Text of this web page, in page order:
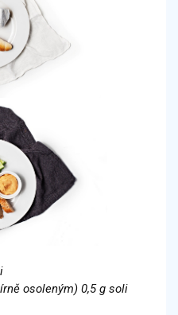
1,5 g soli
osoleným) 0,5 g soli